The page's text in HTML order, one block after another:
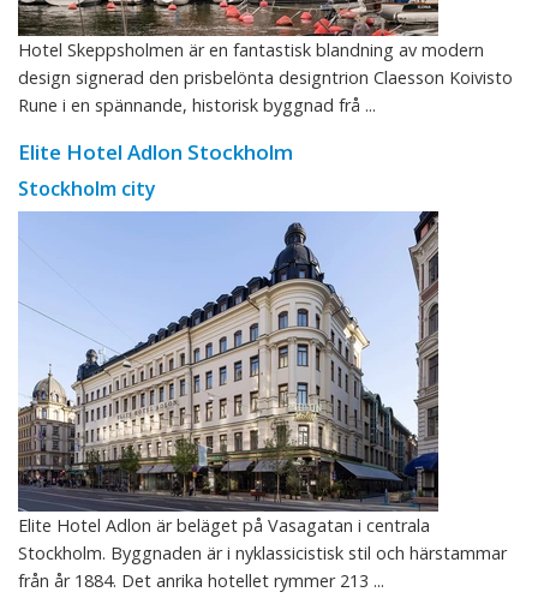
Hotel Skeppsholmen är en fantastisk blandning av modern
design signerad den prisbelönta designtrion Claesson Koivisto
Rune i en spännande, historisk byggnad frå ...
Elite Hotel Adlon Stockholm
Stockholm city
Elite Hotel Adlon är beläget på Vasagatan i centrala
Stockholm. Byggnaden är i nyklassicistisk stil och härstammar
från år 1884. Det anrika hotellet rymmer 213 ...